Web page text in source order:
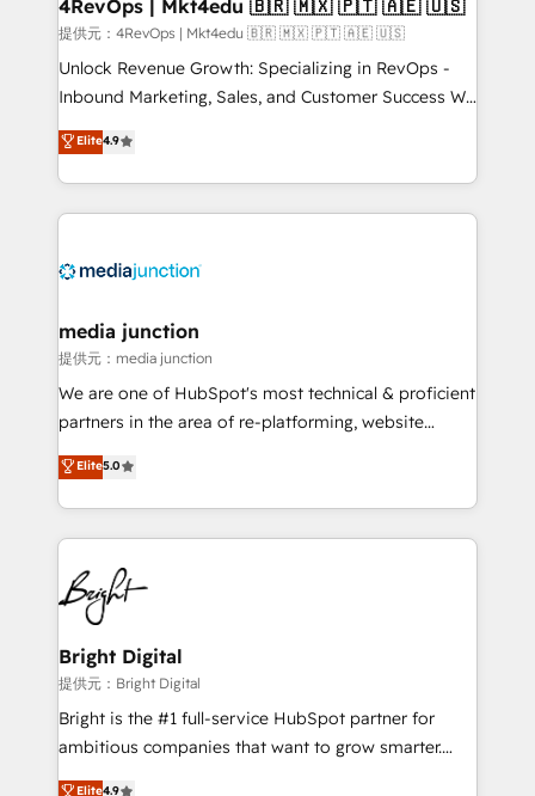
4RevOps | Mkt4edu 🇧🇷 🇲🇽 🇵🇹 🇦🇪 🇺🇸
提供元：4RevOps | Mkt4edu 🇧🇷 🇲🇽 🇵🇹 🇦🇪 🇺🇸
Unlock Revenue Growth: Specializing in RevOps -
Inbound Marketing, Sales, and Customer Success We
specialize in driving revenue growth for companies
across industries through tailored marketing, sales,
and customer success strategies, utilizing RevOps
methodologies. As Latin America's largest HubSpot
offer unparalleled insights. Operating in five
Mexico, USA, and Portugal—we've executed over a
hundred successful operations. Our approach,
rooted in RevOps principles, integrates analysis,
training, planning, and qualification. Leveraging
inbound marketing tactics, we focus on
understanding, nurturing, and converting leads.
competitive market.
Elite4.9
media junction
提供元：media junction
We are one of HubSpot's most technical & proficient
partners in the area of re-platforming, website
design & development. We specialize in multi-hub
implementations for mid-market & enterprise
companies. We are woman-owned, powered by
coffee, and we ❤️ dogs. We produce award-winning
work for our clients. 🏆2023 Technical Expertise
Impact Award 🏆2022 Technical Expertise Impact
Award 🏆2022 Platform Migration Excellence Impact
Award 🏆2020 Elite Solutions Partner 🏆2019
Integrations HubSpot Impact Award 🏆2019
Marketing Enablement HubSpot Impact Award 🏆
2018 Website Design HubSpot Impact Award 🏆2017
Elite5.0
Bright Digital
提供元：Bright Digital
Bright is the #1 full-service HubSpot partner for
ambitious companies that want to grow smarter.
From HubSpot onboarding, to training, from
Elite4.9